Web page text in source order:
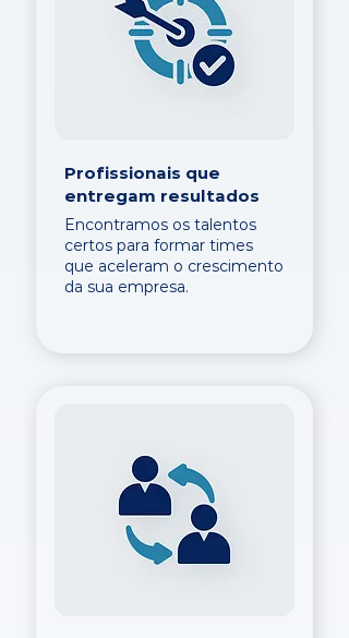
Profissionais que
entregam resultados
Encontramos os talentos
certos para formar times
que aceleram o crescimento
da sua empresa.